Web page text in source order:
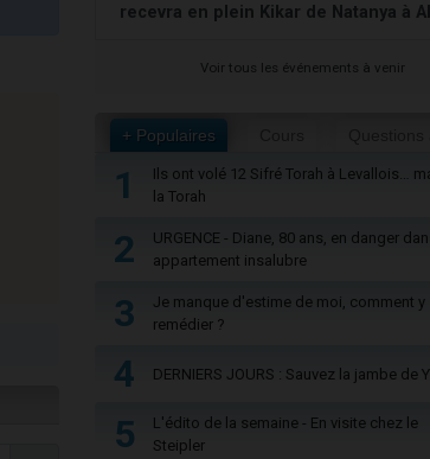
recevra en plein Kikar de Natanya à
Voir tous les événements à venir
+ Populaires
1
Ils ont volé 12 Sifré Torah à Levallois…
la Torah
2
URGENCE - Diane, 80 ans, en danger
appartement insalubre
3
Je manque d'estime de moi, comment y
remédier ?
4 DERNIERS JOURS : Sauvez la jambe de
5
L'édito de la semaine - En visite chez le
Steipler